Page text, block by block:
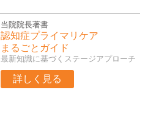
当院院長著書
認知症プライマリケア
まるごとガイド
最新知識に基づくステージアプローチ
詳しく見る